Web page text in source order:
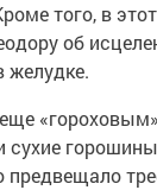
того, в
об
желудке.
сухие
предвещало